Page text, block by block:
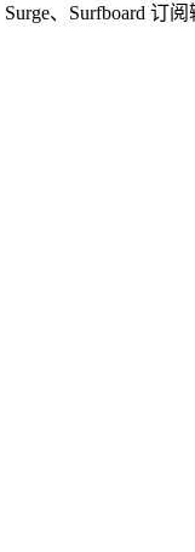
、Surfboard 订